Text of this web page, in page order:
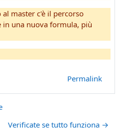
master c'è il percorso
una nuova formula, più
Permalink
Verificate se tutto funziona →